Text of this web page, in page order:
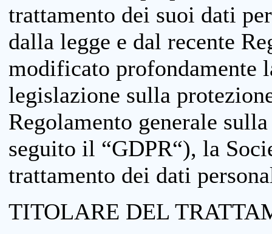
trattamento dei suoi dati
dalla legge e dal recente
modificato profondamente
legislazione sulla
Regolamento generale
seguito il “GDPR“), la
trattamento dei dati
TITOLARE DEL